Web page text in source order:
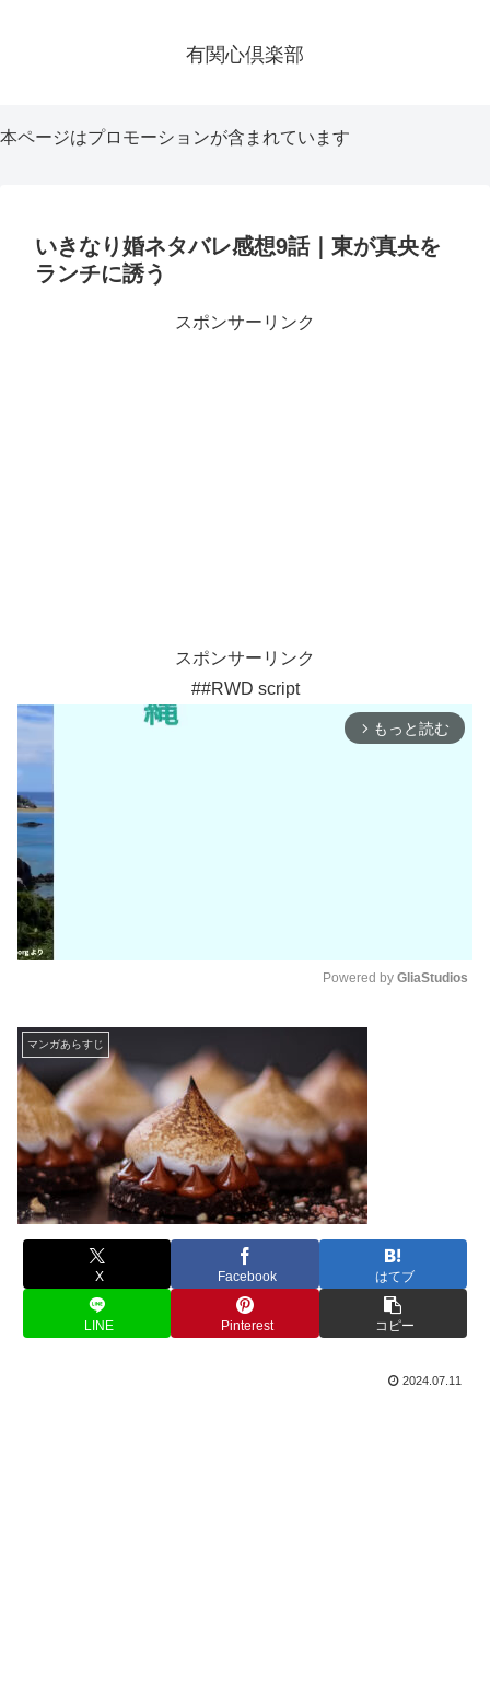
有関心倶楽部
本ページはプロモーションが含まれています
いきなり婚ネタバレ感想9話｜東が真央を
ランチに誘う
スポンサーリンク
スポンサーリンク
##RWD script
arrow_forward_ios もっと読む
Powered by GliaStudios
マンガあらすじ
X Facebook はてブ
LINE Pinterest コピー
2024.07.11